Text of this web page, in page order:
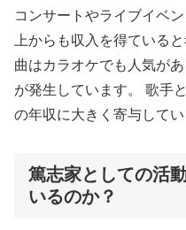
コンサートやライブイベ
上からも収入を得ている
曲はカラオケでも人気が
が発生しています。 歌手
の年収に大きく寄与してい
篤志家としての活
いるのか？